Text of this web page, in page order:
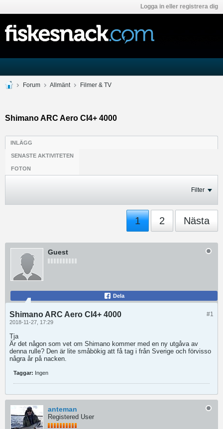
Logga in eller registrera dig
Forum Allmänt Filmer & TV
Shimano ARC Aero CI4+ 4000
INLÄGG
SENASTE AKTIVITETEN
FOTON
Filter
1 2 Nästa
Guest
Dela
#1
Shimano ARC Aero CI4+ 4000
2018-11-27, 17:29
Tja
Är det någon som vet om Shimano kommer med en ny utgåva av
denna rulle? Den är lite småbökig att få tag i från Sverige och förvisso
några år på nacken.
Taggar: Ingen
anteman
Registered User